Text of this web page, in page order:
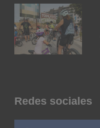
Redes sociales